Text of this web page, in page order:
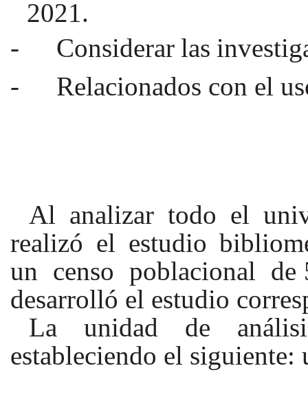
2021.
-
Considerar las
-
Relacionados con el
Al analizar todo el
realizó el estudio
un censo poblacional de
desarrolló el estudio
La unidad de
estableciendo el siguiente: